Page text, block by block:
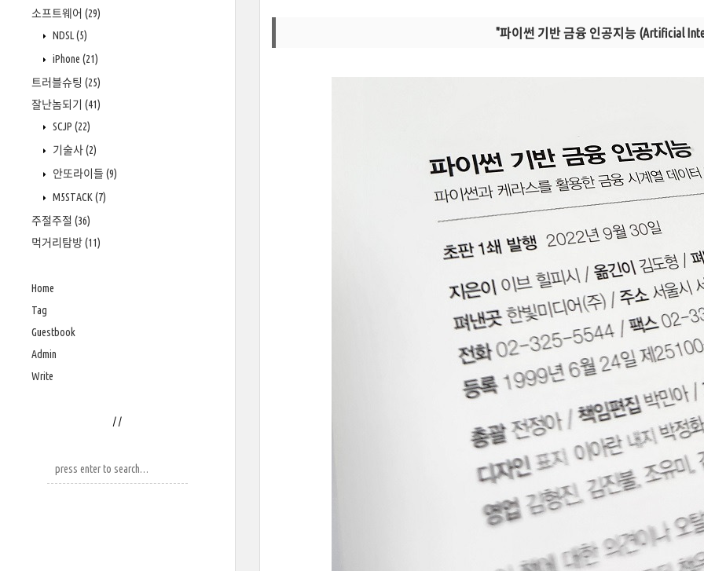
소프트웨어 (29)
NDSL(5)
iPhone (21)
트러블슈팅 (25)
잘난놈되기 (41)
SCJP (22)
기술사(2)
안또라이들 (9)
M5STACK (7)
주절주절 (36)
먹거리탐방(11)
Home
Tag
Guestbook
Admin
Write
/ /
"파이썬 기반 금융 인공지능 (Artificial